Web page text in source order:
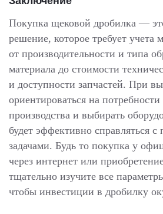
Покупка щековой дробилка —
решение, которое требует учета
от производительности и типа
материала до стоимости
и доступности запчастей. При
ориентироваться на
производства и выбирать
будет эффективно справляться
задачами. Будь то покупка у
через интернет или
тщательно изучите все
чтобы инвестиции в дробилку